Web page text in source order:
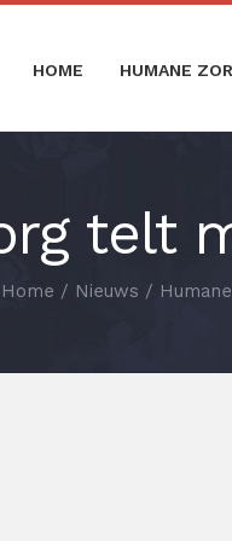
HOME HUMANE
telt
Home / Nieuws /